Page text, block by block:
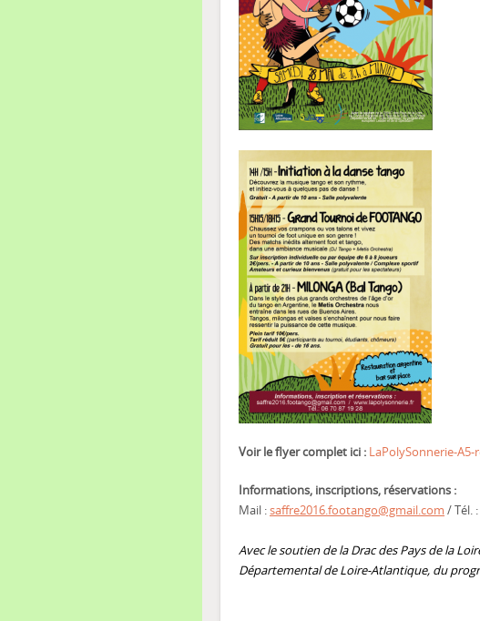
Voir le flyer complet ici : LaPolySonnerie-A5-
Informations, inscriptions, réservations :
Mail :saffre2016.footango@gmail.com / Tél.
Avec le soutien de la Drac des Pays de la
Départemental de Loire-Atlantique, du